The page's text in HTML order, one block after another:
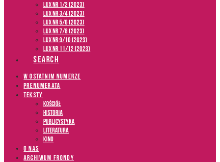
LUX NR 1/2 (2023)
LUX NR 3/4 (2023)
LUX NR 5/6 (2023)
LUX NR 7/8 (2023)
LUX NR 9/10 (2023)
LUX NR 11/12 (2023)
SEARCH
W OSTATNIM NUMERZE
PRENUMERATA
TEKSTY
Kościół
Historia
Publicystyka
Literatura
Kino
O NAS
ARCHIWUM FRONDY